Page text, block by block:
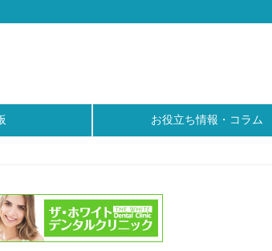
お役立ち情報・コラム